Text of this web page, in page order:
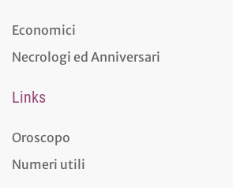
Economici
Necrologi ed Anniversari
Links
Oroscopo
Numeri utili